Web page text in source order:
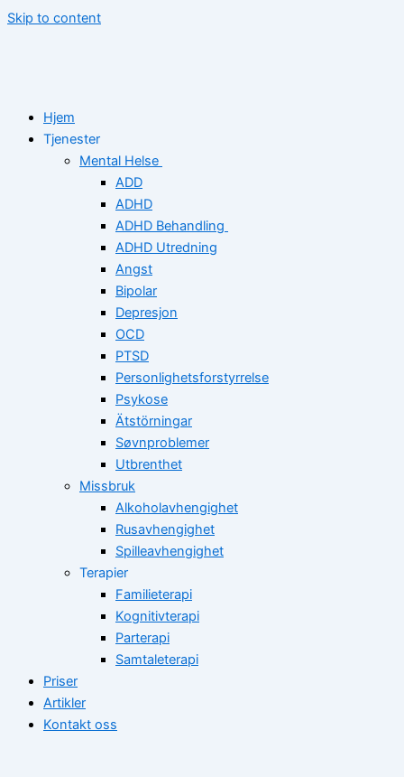
Skip to content
Hjem
Tjenester
Mental Helse
ADD
ADHD
ADHD Behandling
ADHD Utredning
Angst
Bipolar
Depresjon
OCD
PTSD
Personlighetsforstyrrelse
Psykose
Ätstörningar
Søvnproblemer
Utbrenthet
Missbruk
Alkoholavhengighet
Rusavhengighet
Spilleavhengighet
Terapier
Familieterapi
Kognitivterapi
Parterapi
Samtaleterapi
Priser
Artikler
Kontakt oss